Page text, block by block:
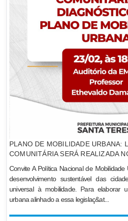
PLANO DE MOBILIDADE URBANA:
COMUNITÁRIA SERÁ REALIZADA
Convite A Política Nacional de
desenvolvimento sustentável das
universal à mobilidade. Para elaborar
urbana alinhado a essa legislaç&at...